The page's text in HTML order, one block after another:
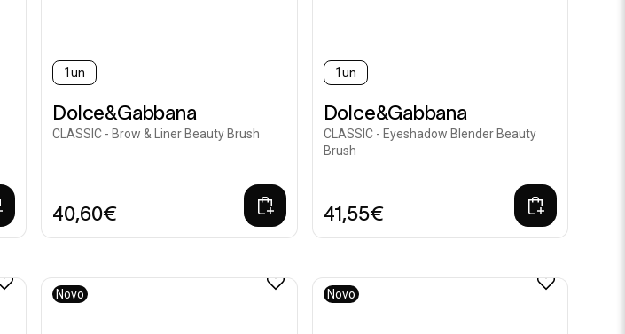
1un
Dolce&Gabbana
CLASSIC - Brow & Liner Beauty Brush
40,60€
1un
Dolce&Gabbana
CLASSIC - Eyeshadow Blender Beauty
Brush
41,55€
Novo Novo